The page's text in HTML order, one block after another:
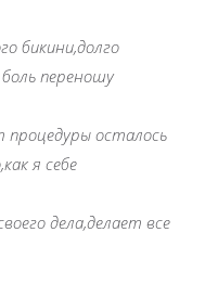
бикини,долго
переношу
процедуры осталось
я себе
дела,делает все